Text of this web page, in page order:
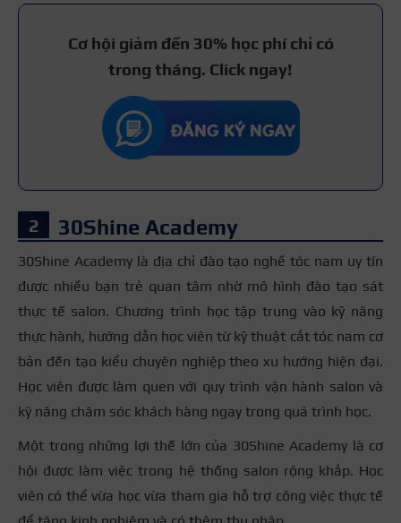
Cơ hội giảm đến 30% học phí chỉ có
trong tháng. Click ngay!
30Shine Academy
30Shine Academy là địa chỉ đào tạo nghề tóc nam uy tín
được nhiều bạn trẻ quan tâm nhờ mô hình đào tạo sát
thực tế salon. Chương trình học tập trung vào kỹ năng
thực hành, hướng dẫn học viên từ kỹ thuật cắt tóc nam cơ
bản đến tạo kiểu chuyên nghiệp theo xu hướng hiện đại.
Học viên được làm quen với quy trình vận hành salon và
kỹ năng chăm sóc khách hàng ngay trong quá trình học.
Một trong những lợi thế lớn của 30Shine Academy là cơ
hội được làm việc trong hệ thống salon rộng khắp. Học
viên có thể vừa học vừa tham gia hỗ trợ công việc thực tế